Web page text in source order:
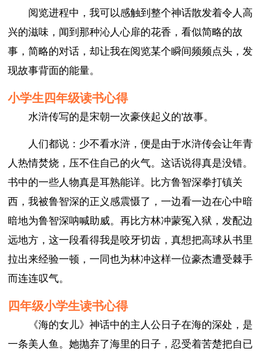
阅览进程中，我可以感触到整个神话散发着令人高
兴的滋味，闻到那种沁人心扉的花香，看似简略的故
事，简略的对话，却让我在阅览某个瞬间频频点头，发
现故事背面的能量。
小学生四年级读书心得
水浒传写的是宋朝一次豪侠起义的'故事。
人们都说：少不看水浒，便是由于水浒传会让年青
人热情焚烧，压不住自己的火气。这话说得真是没错。
书中的一些人物真是耳熟能详。比方鲁智深拳打镇关
西，我被鲁智深的正义感震慑了，一边看一边在心中暗
暗地为鲁智深呐喊助威。再比方林冲蒙冤入狱，发配边
远地方，这一段看得我是咬牙切齿，真想把高球从书里
拉出来经验一顿，一同也为林冲这样一位豪杰遭受棘手
而连连叹气。
四年级小学生读书心得
《海的女儿》神话中的主人公日子在海的深处，是
一条美人鱼。她抛弃了海里的日子，忍受着苦楚把自已